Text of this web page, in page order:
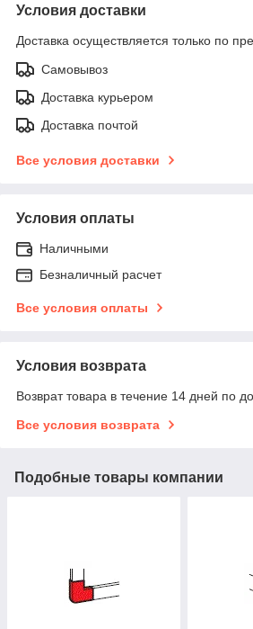
Условия доставки
Доставка осуществляется только по
Самовывоз
Доставка курьером
Доставка почтой
Все условия доставки
Условия оплаты
Наличными
Безналичный расчет
Все условия оплаты
Условия возврата
Возврат товара в течение 14 дней по
Все условия возврата
Подобные товары компании